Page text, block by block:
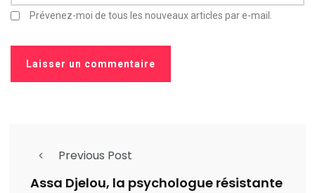
Prévenez-moi de tous les nouveaux articles par e-mail.
Previous Post
Assa Djelou, la psychologue résistante